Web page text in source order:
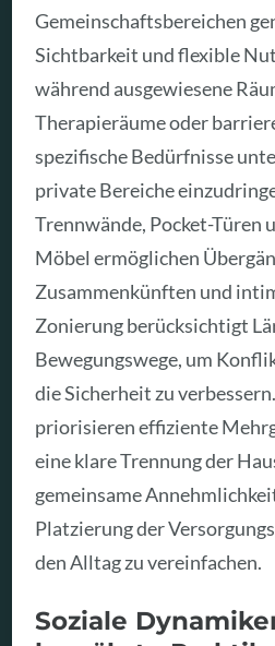
Gemeinschaftsbereichen
Sichtbarkeit und flexible
während ausgewiesene
Therapieräume oder
spezifische Bedürfnisse
private Bereiche
Trennwände, Pocket-Türen
Möbel ermöglichen
Zusammenkünften und
Zonierung berücksichtigt
Bewegungswege, um
die Sicherheit zu
priorisieren effiziente
eine klare Trennung der
gemeinsame
Platzierung der
den Alltag zu vereinfachen.
Soziale